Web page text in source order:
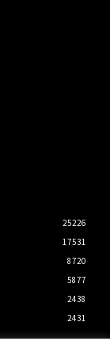
25226
17531
8720
5877
2438
2431